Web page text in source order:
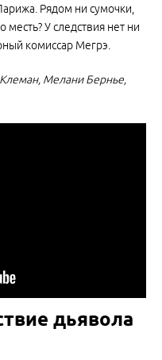
Рядом ни сумочки,
У следствия нет ни
комиссар Мегрэ.
Мелани Бернье,
дьявола